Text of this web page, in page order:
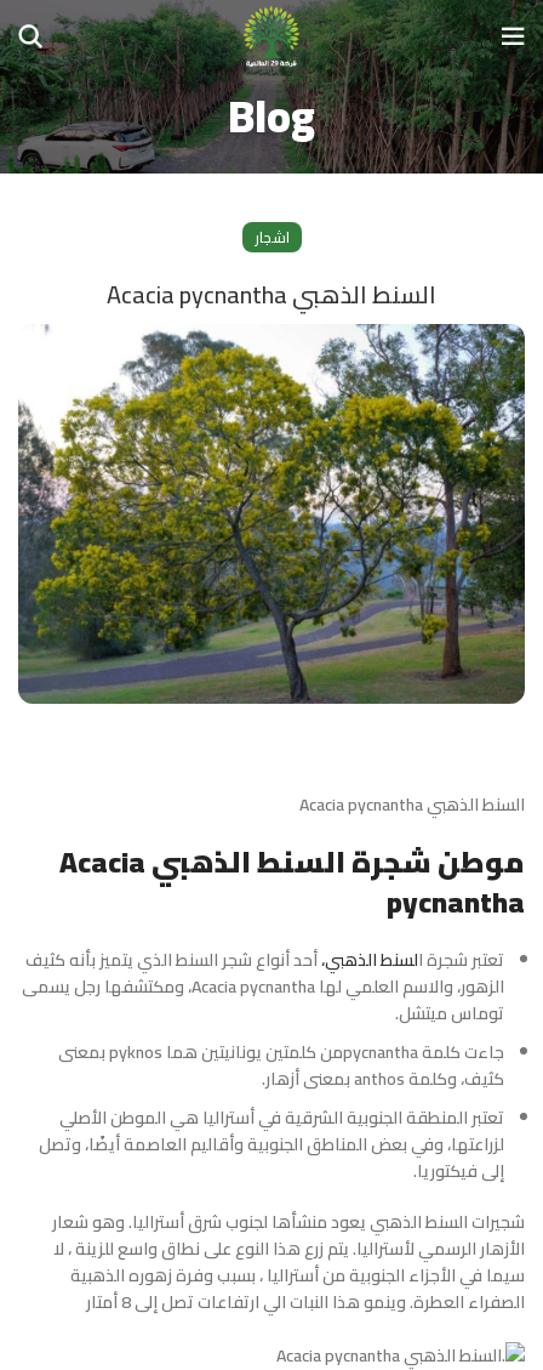
Blog
اشجار
السنط الذهبي Acacia pycnantha
السنط الذهبي Acacia pycnantha
موطن شجرة السنط الذهبي Acacia
pycnantha
تعتبر شجرة السنط الذهبي،أحد أنواع شجر السنط الذي يتميز بأنه كثيف
الزهور، والاسم العلمي لها Acacia pycnantha، ومكتشفها رجل يسمى
توماس ميتشل.
جاءت كلمةpycnantha
من كلمتين يونانيتين هما pyknos بمعنى
كثيف، وكلمة anthos بمعنى أزهار.
تعتبر المنطقة الجنوبية الشرقية في أستراليا هي الموطن الأصلي
لزراعتها، وفي بعض المناطق الجنوبية وأقاليم العاصمة أيضًا، وتصل
إلى فيكتوريا.
شجيرات السنط الذهبي يعود منشأها لجنوب شرق أستراليا. وهو شعار
الأزهار الرسمي لأستراليا. يتم زرع هذا النوع على نطاق واسع للزينة ، لا
سيما في الأجزاء الجنوبية من أستراليا ، بسبب وفرة زهوره الذهبية
الصفراء العطرة. وينمو هذا النبات الي ارتفاعات تصل إلى 8 أمتار